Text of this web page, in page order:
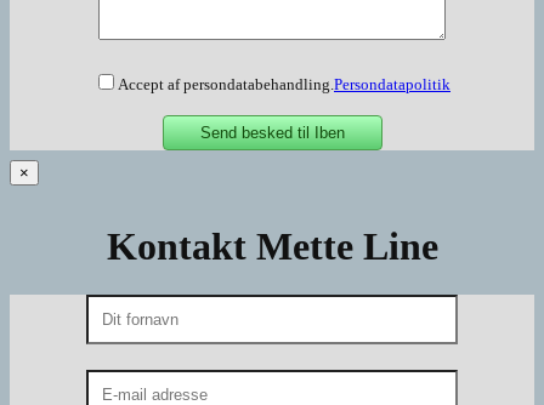
Accept af persondatabehandling.Persondatapolitik
×
Kontakt Mette Line